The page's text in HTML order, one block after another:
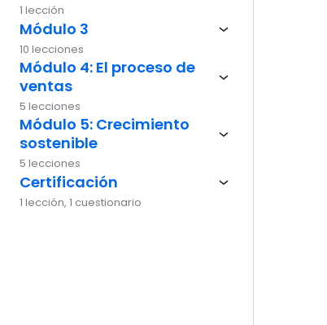
1 lección
Módulo 3
10 lecciones
Módulo 4: El proceso de
ventas
5 lecciones
Módulo 5: Crecimiento
sostenible
5 lecciones
Certificación
1 lección, 1 cuestionario